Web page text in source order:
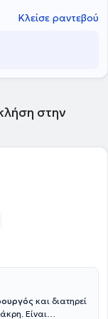
Κλείσε ραντεβού
στην
και διατηρεί
Είναι